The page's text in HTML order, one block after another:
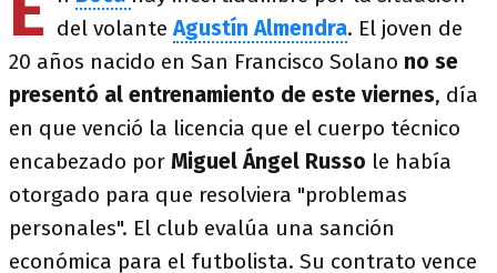
del volanteAgustín Almendra. El joven de
20 años nacido en San Francisco Solano no se
presentó al entrenamiento de este viernes, día
en que venció la licencia que el cuerpo técnico
encabezado por Miguel Ángel Russo le había
otorgado para que resolviera "problemas
personales". El club evalúa una sanción
económica para el futbolista. Su contrato vence